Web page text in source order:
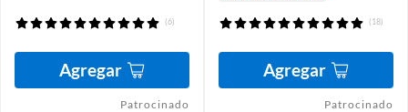
(6)
Agregar
Patrocinado
(18)
Agregar
Patrocinado